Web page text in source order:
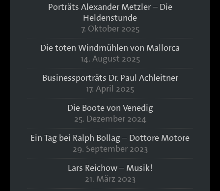
Porträts Alexander Metzler – Die
Heldenstunde
7. Oktober 2025
Die toten Windmühlen von Mallorca
14. August 2025
Businessporträts Dr. Paul Achleitner
17. April 2025
Die Boote von Venedig
25. Dezember 2024
Ein Tag bei Ralph Bollag – Dottore Motore
29. September 2023
Lars Reichow – Musik!
21. März 2023